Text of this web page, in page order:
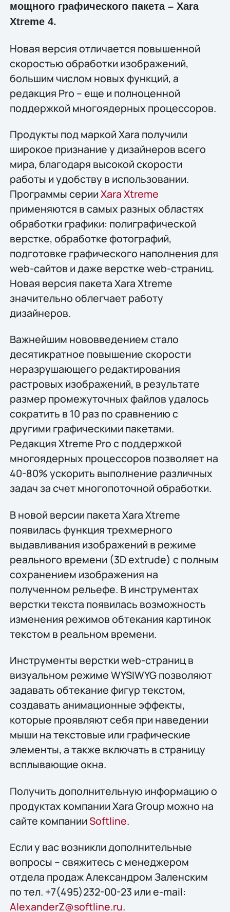
мощного графического пакета – Xara
Xtreme 4.
Новая версия отличается повышенной
скоростью обработки изображений,
большим числом новых функций, а
редакция Pro – еще и полноценной
поддержкой многоядерных процессоров.
Продукты под маркой Xara получили
широкое признание у дизайнеров всего
мира, благодаря высокой скорости
работы и удобству в использовании.
Программы серииXara Xtreme
применяются в самых разных областях
обработки графики: полиграфической
верстке, обработке фотографий,
подготовке графического наполнения для
web-сайтов и даже верстке web-страниц.
Новая версия пакета Xara Xtreme
значительно облегчает работу
дизайнеров.
Важнейшим нововведением стало
десятикратное повышение скорости
неразрушающего редактирования
растровых изображений, в результате
размер промежуточных файлов удалось
сократить в 10 раз по сравнению с
другими графическими пакетами.
Редакция Xtreme Pro с поддержкой
многоядерных процессоров позволяет на
40-80% ускорить выполнение различных
задач за счет многопоточной обработки.
В новой версии пакета Xara Xtreme
появилась функция трехмерного
выдавливания изображений в режиме
реального времени (3D extrude) с полным
сохранением изображения на
полученном рельефе. В инструментах
верстки текста появилась возможность
изменения режимов обтекания картинок
текстом в реальном времени.
Инструменты верстки web-страниц в
визуальном режиме WYSIWYG позволяют
задавать обтекание фигур текстом,
создавать анимационные эффекты,
которые проявляют себя при наведении
мыши на текстовые или графические
элементы, а также включать в страницу
всплывающие окна.
Получить дополнительную информацию о
продуктах компании Xara Group можно на
сайте компанииSoftline.
Если у вас возникли дополнительные
вопросы – свяжитесь с менеджером
отдела продаж Александром Заленским
по тел. +7(495)232-00-23 или e-mail:
AlexanderZ@softline.ru.